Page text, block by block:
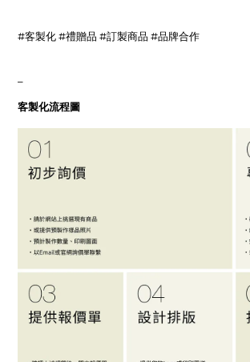
#客製化 #禮贈品 #訂製商品 #品牌合作
客製化流程圖